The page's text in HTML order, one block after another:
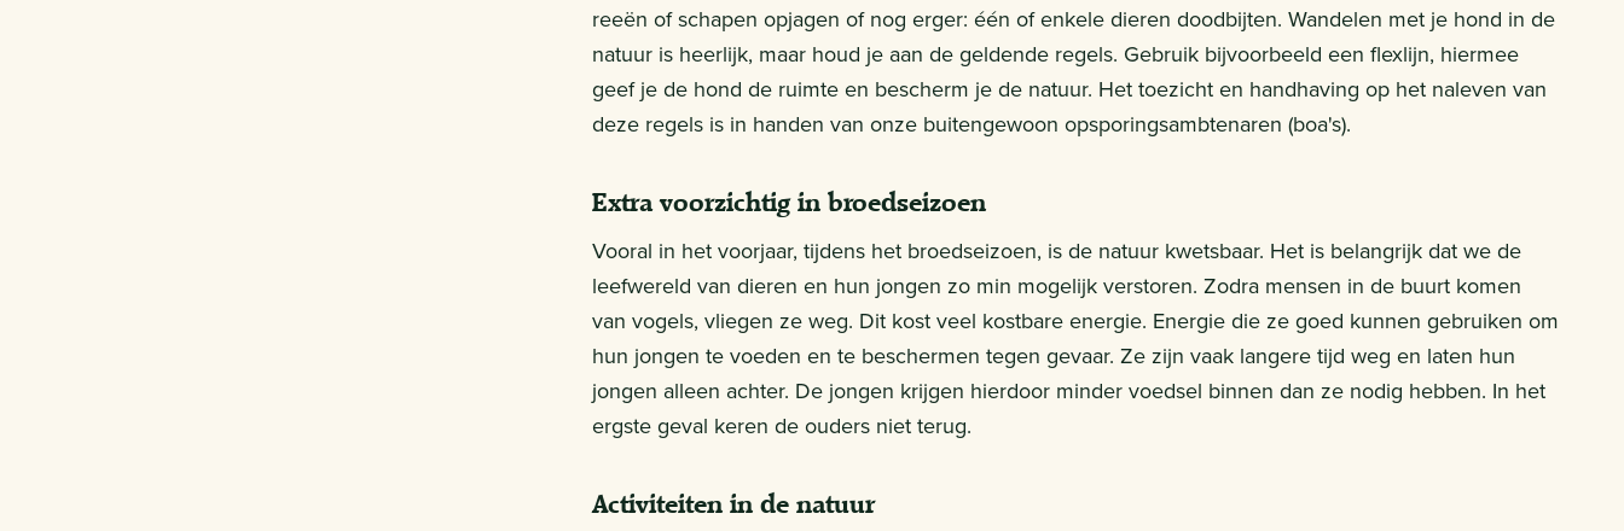
reeën of schapen opjagen of nog erger: één of enkele dieren doodbijten. Wandelen met je hond in de
natuur is heerlijk, maar houd je aan de geldende regels. Gebruik bijvoorbeeld een flexlijn, hiermee
geef je de hond de ruimte en bescherm je de natuur. Het toezicht en handhaving op het naleven van
deze regels is in handen van onze buitengewoon opsporingsambtenaren (boa's).
Extra voorzichtig in broedseizoen
Vooral in het voorjaar, tijdens het broedseizoen, is de natuur kwetsbaar. Het is belangrijk dat we de
leefwereld van dieren en hun jongen zo min mogelijk verstoren. Zodra mensen in de buurt komen
van vogels, vliegen ze weg. Dit kost veel kostbare energie. Energie die ze goed kunnen gebruiken om
hun jongen te voeden en te beschermen tegen gevaar. Ze zijn vaak langere tijd weg en laten hun
jongen alleen achter. De jongen krijgen hierdoor minder voedsel binnen dan ze nodig hebben. In het
ergste geval keren de ouders niet terug.
Activiteiten in de natuur